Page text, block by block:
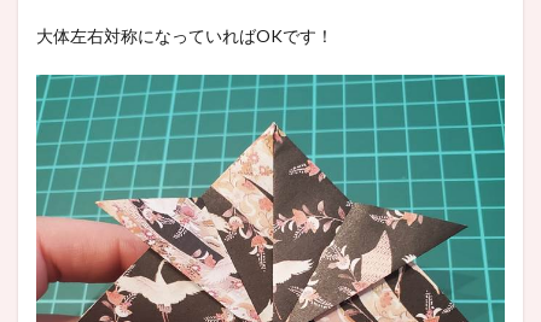
大体左右対称になっていればOKです！